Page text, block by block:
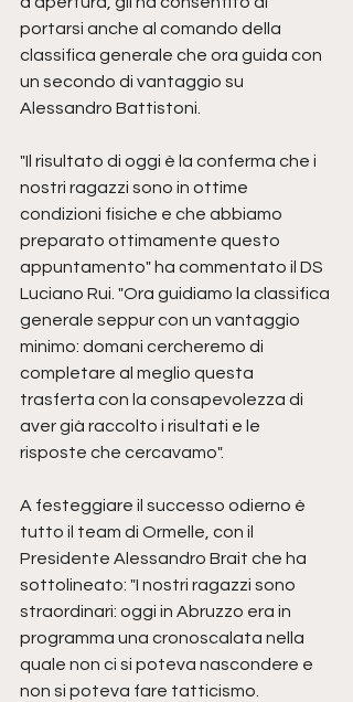
portarsi anche al comando della
classifica generale che ora guida con
un secondo di vantaggio su
Alessandro Battistoni.
"Il risultato di oggi è la conferma che i
nostri ragazzi sono in ottime
condizioni fisiche e che abbiamo
preparato ottimamente questo
appuntamento" ha commentato il DS
Luciano Rui. "Ora guidiamo la classifica
generale seppur con un vantaggio
minimo: domani cercheremo di
completare al meglio questa
trasferta con la consapevolezza di
aver già raccolto i risultati e le
risposte che cercavamo".
A festeggiare il successo odierno è
tutto il team di Ormelle, con il
Presidente Alessandro Brait che ha
sottolineato: "I nostri ragazzi sono
straordinari: oggi in Abruzzo era in
programma una cronoscalata nella
quale non ci si poteva nascondere e
non si poteva fare tatticismo.